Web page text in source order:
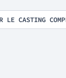
LE CASTING